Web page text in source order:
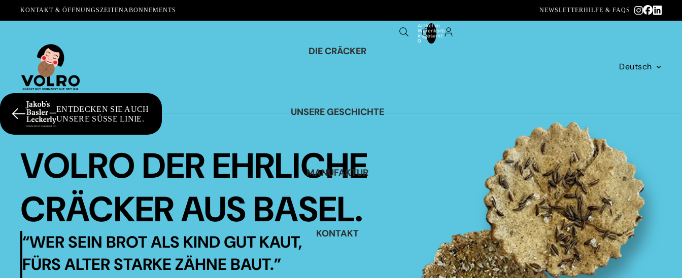
KONTAKT & ÖFFNUNGSZEITENABONNEMENTS NEWSLETTERHILFE & FAQS
DIE CRÄCKER
UNSERE GESCHICHTE
MANUFAKTUR
KONTAKT
Artikel im
Warenkorb
insgesamt:
0
ENTDECKEN SIE AUCH
UNSERE SÜSSE LINIE.
VOLRO DER EHRLICHE
CRÄCKER AUS BASEL.
“WER SEIN BROT ALS KIND GUT KAUT,
FÜRS ALTER STARKE ZÄHNE BAUT.”